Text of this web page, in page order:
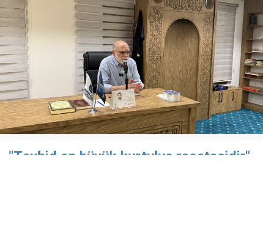
"Tevhid en büyük kurtuluş reçetesidir"